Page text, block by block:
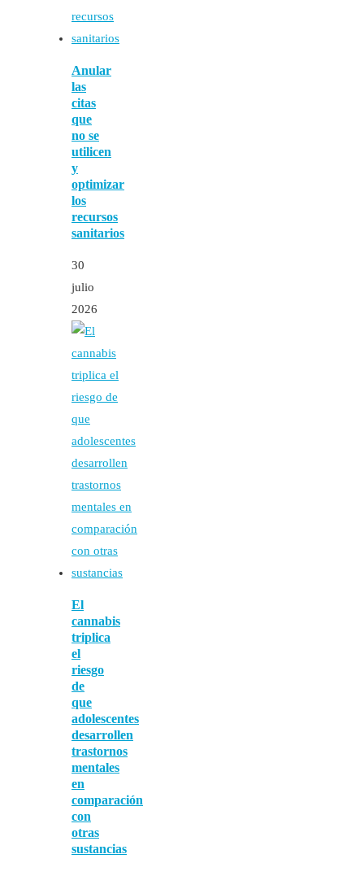
Anular
las
citas
que
no se
utilicen
y
optimizar
los
recursos
sanitarios
30
julio
2026
El
cannabis
triplica
el
riesgo
de
que
adolescentes
desarrollen
trastornos
mentales
en
comparación
con
otras
sustancias